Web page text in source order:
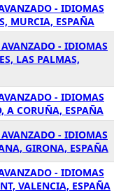
- IDIOMAS
MURCIA, ESPAÑA
AVANZADO - IDIOMAS
LAS PALMAS,
- IDIOMAS
A CORUÑA, ESPAÑA
AVANZADO - IDIOMAS
GIRONA, ESPAÑA
- IDIOMAS
VALENCIA, ESPAÑA